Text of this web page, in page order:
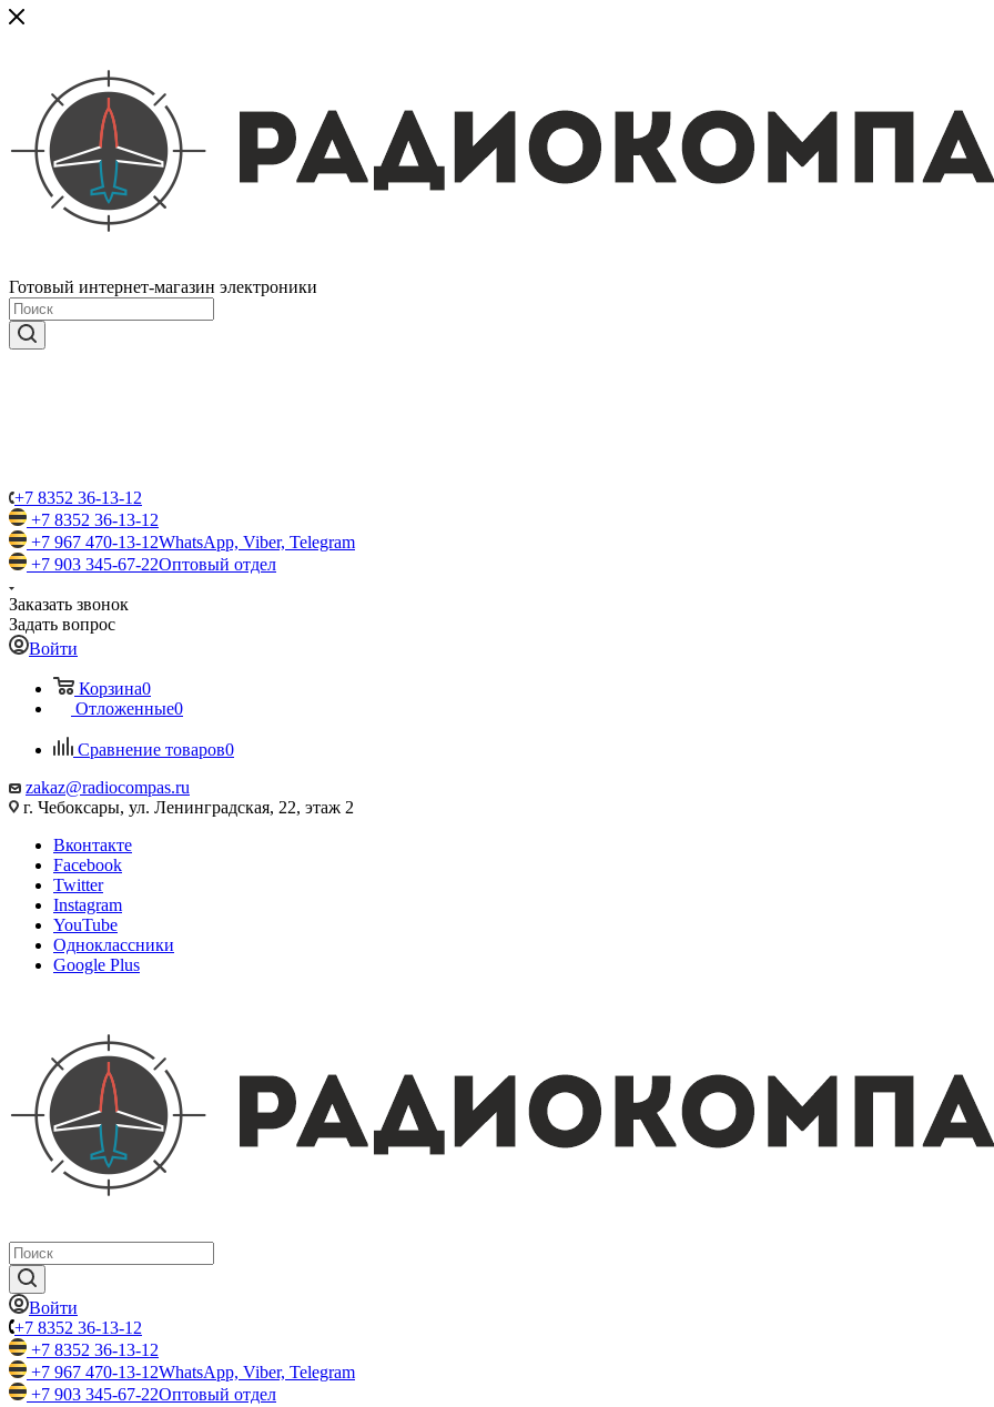
Готовый интернет-магазин электроники
+7 8352 36-13-12
+7 8352 36-13-12
+7 967 470-13-12WhatsApp, Viber, Telegram
+7 903 345-67-22Оптовый отдел
Заказать звонок
Задать вопрос
Войти
Корзина0
Отложенные0
Сравнение товаров0
zakaz@radiocompas.ru
г. Чебоксары, ул. Ленинградская, 22, этаж 2
Вконтакте
Facebook
Twitter
Instagram
YouTube
Одноклассники
Google Plus
Войти
+7 8352 36-13-12
+7 8352 36-13-12
+7 967 470-13-12WhatsApp, Viber, Telegram
+7 903 345-67-22Оптовый отдел